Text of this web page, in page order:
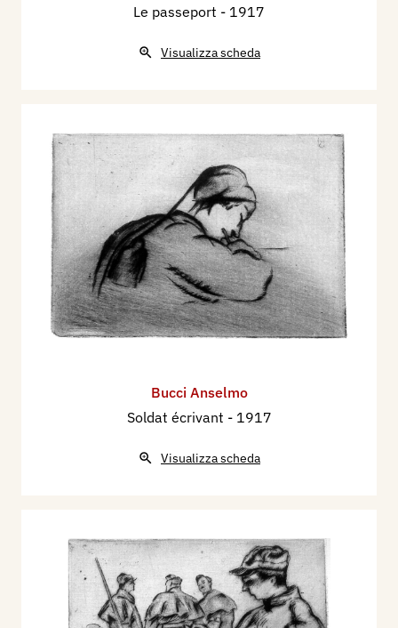
Le passeport - 1917
Visualizza scheda
Bucci Anselmo
Soldat écrivant - 1917
Visualizza scheda